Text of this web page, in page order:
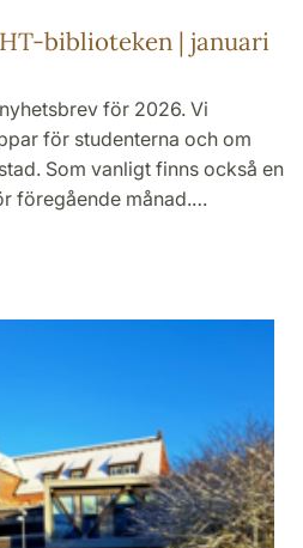
biblioteken | januari
för 2026. Vi
för studenterna och om
Som vanligt finns också en
föregående månad.…